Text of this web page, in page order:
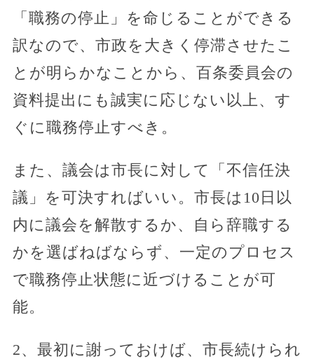
「職務の停止」を命じることができる
訳なので、市政を大きく停滞させたこ
とが明らかなことから、百条委員会の
資料提出にも誠実に応じない以上、す
ぐに職務停止すべき。
また、議会は市長に対して「不信任決
議」を可決すればいい。市長は10日以
内に議会を解散するか、自ら辞職する
かを選ばねばならず、一定のプロセス
で職務停止状態に近づけることが可
能。
2、最初に謝っておけば、市長続けられ